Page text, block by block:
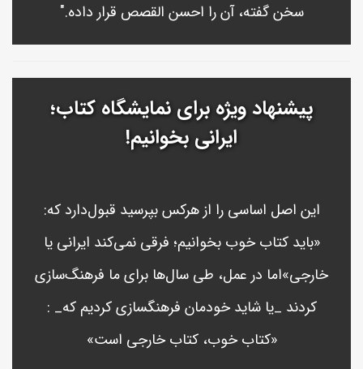
سخن گفته، آن را احسن القصص قرار داده."
پیشنهاد ویژه برای نمایشگاه کتاب؛
ایرانی بخوانیم!
این اصل اساسی را از هرکس بپرسید قبول‌دارد که:
«باید کتاب خوب بخوانیم؛ فرقی نمی‌کند ایرانی یا
خارجی»اما در عمل، طی سال‌ها برای ما فرهنگ‌سازی
کردند _یا شاید خودمان فرهنگسازی کردیم که_ :
«کتاب خوب، کتاب خارجی است»